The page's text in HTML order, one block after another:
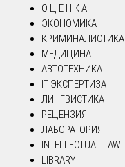
О Ц Е Н К А
ЭКОНОМИКА
КРИМИНАЛИСТИКА
МЕДИЦИНА
АВТОТЕХНИКА
IT ЭКСПЕРТИЗА
ЛИНГВИСТИКА
РЕЦЕНЗИЯ
ЛАБОРАТОРИЯ
INTELLECTUAL LAW
LIBRARY